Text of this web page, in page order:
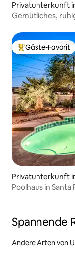
Privatunterkunft
Gemütliches,
Beliebter Gäste-
Gäste-Favorit
Privatunterkunft
Poolhaus in Santa
Spannende
Andere Arten von